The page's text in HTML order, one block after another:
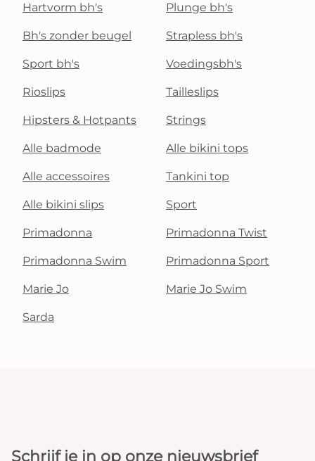
Hartvorm bh's Plunge bh's
Bh's zonder beugel Strapless bh's
Sport bh's Voedingsbh's
Rioslips Tailleslips
Hipsters & Hotpants Strings
Alle badmode Alle bikini tops
Alle accessoires Tankini top
Alle bikini slips Sport
Primadonna Primadonna Twist
Primadonna Swim Primadonna Sport
Marie Jo Marie Jo Swim
Sarda
Schrijf je in op onze nieuwsbrief